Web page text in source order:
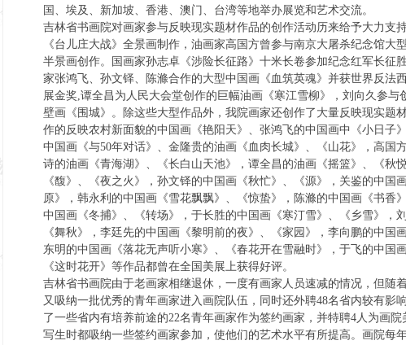
国、埃及、新加坡、香港、澳门、台湾等地举办展览和艺术交流。
吉林省书画院对画家参与反映现实题材作品的创作活动历来给予大力支
《台儿庄大战》全景画制作，油画家高国方曾参与南京大屠杀纪念馆大
半景画创作。国画家孙志卓《涉险长征路》十米长卷参加纪念红军长征
家张鸿飞、孙文铎、陈滌合作的大型中国画《血筑英魂》并获世界反法
展金奖,谭全昌为人民大会堂创作的巨幅油画《寒江雪柳》，刘向久参与
壁画《围城》。除这些大型作品外，我院画家还创作了大量反映现实题
作的反映农村新面貌的中国画《艳阳天》、张鸿飞的中国画中《小日子
中国画《与50年对话》、金隆贵的油画《血肉长城》、《山花》，高国
诗的油画《青海湖》、《长白山天池》，谭全昌的油画《摇篮》、《秋
《馥》、《夜之火》，孙文铎的中国画《秋忙》、《源》，关鉴的中国
原》，韩永利的中国画《雪花飘飘》、《惊蛰》，陈滌的中国画《书香
中国画《冬捕》、《转场》，于长胜的中国画《寒汀雪》、《乡雪》，
《舞秋》，李廷先的中国画《黎明前的夜》、《家园》，李向鹏的中国
东明的中国画《落花无声听小寒》、《春花开在雪融时》，于飞的中国
《这时花开》等作品都曾在全国美展上获得好评。
吉林省书画院由于老画家相继退休，一度有画家人员速减的情况，但随
又吸纳一批优秀的青年画家进入画院队伍，同时还外聘48名省内较有影
了一些省内有培养前途的22名青年画家作为签约画家，并特聘4人为画
写生时都吸纳一些签约画家参加，使他们的艺术水平有所提高。画院每